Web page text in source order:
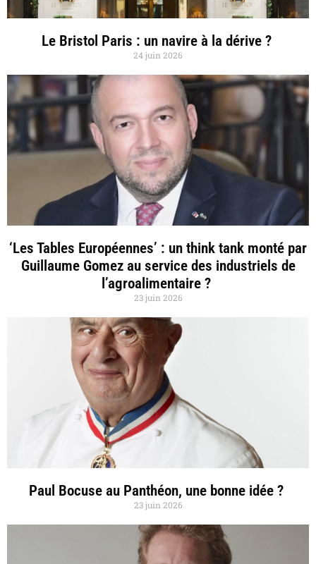
Le Bristol Paris : un navire à la dérive ?
24 juin 2026
‘Les Tables Européennes’ : un think tank monté par
Guillaume Gomez au service des industriels de
l’agroalimentaire ?
23 juin 2026
Paul Bocuse au Panthéon, une bonne idée ?
23 juin 2026